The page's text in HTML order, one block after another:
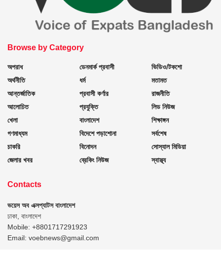
Browse by Category
অপরাধ
অর্থনীতি
আন্তর্জাতিক
আলোচিত
খেলা
গণমাধ্যম
চাকরি
জেলার খবর
ডেনমার্ক প্রবাসী
ধর্ম
প্রবাসী কর্ণার
প্রযুক্তি
বাংলাদেশ
বিদেশে পড়াশোনা
বিনোদন
ব্রেকিং নিউজ
ভিডিও/টকশো
মতামত
রাজনীতি
লিড নিউজ
শিক্ষাঙ্গন
সর্বশেষ
সোস্যাল মিডিয়া
স্বাস্থ্য
Contacts
ভয়েস অব এক্সপ্যাটস বাংলাদেশ
ঢাকা, বাংলাদেশ
Mobile: +8801717291923
Email: voebnews@gmail.com